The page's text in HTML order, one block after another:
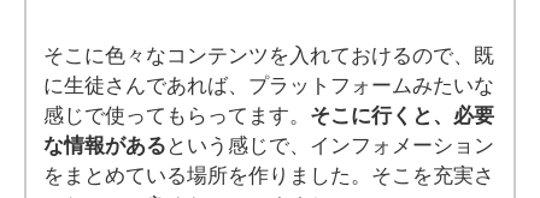
そこに色々なコンテンツを入れておけるので、既
に生徒さんであれば、プラットフォームみたいな
感じで使ってもらってます。 そこに行くと、必要
な情報がある という感じで、インフォメーション
をまとめている場所を作りました。そこを充実さ